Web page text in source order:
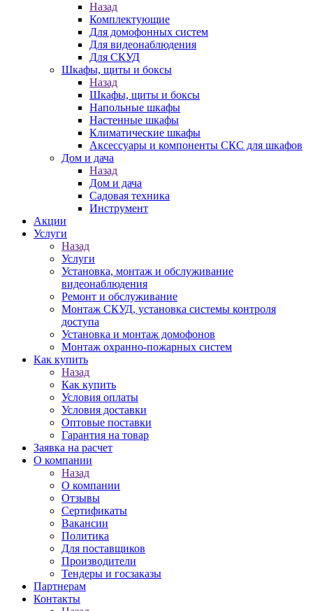
Назад
Комплектующие
Для домофонных систем
Для видеонаблюдения
Для СКУД
Шкафы, щиты и боксы
Назад
Шкафы, щиты и боксы
Напольные шкафы
Настенные шкафы
Климатические шкафы
Аксессуары и компоненты СКС для шкафов
Дом и дача
Назад
Дом и дача
Садовая техника
Инструмент
Акции
Услуги
Назад
Услуги
Установка, монтаж и обслуживание
видеонаблюдения
Ремонт и обслуживание
Монтаж СКУД, установка системы контроля
доступа
Установка и монтаж домофонов
Монтаж охранно-пожарных систем
Как купить
Назад
Как купить
Условия оплаты
Условия доставки
Оптовые поставки
Гарантия на товар
Заявка на расчет
О компании
Назад
О компании
Отзывы
Сертификаты
Вакансии
Политика
Для поставщиков
Производители
Тендеры и госзаказы
Партнерам
Контакты